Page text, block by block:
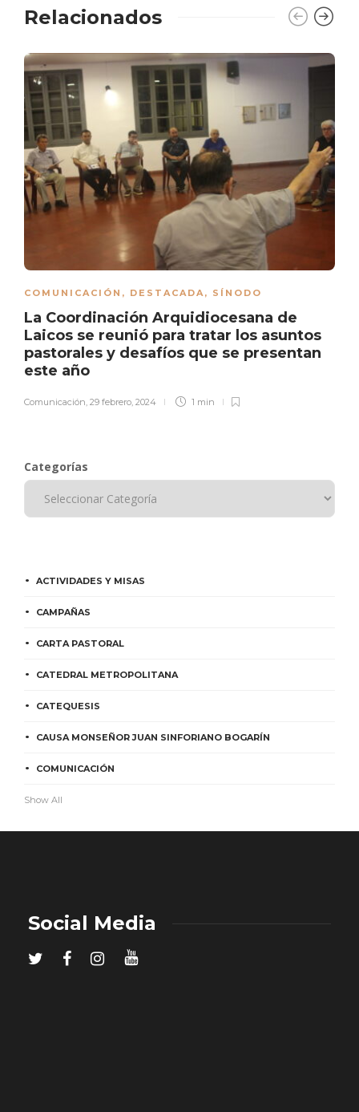
Relacionados
COMUNICACIÓN , DESTACADA, SÍNODO
La Coordinación Arquidiocesana de
Laicos se reunió para tratar los asuntos
pastorales y desafíos que se presentan
este año
Comunicación, 29 febrero, 2024 1 min
Categorías
ACTIVIDADES Y MISAS
CAMPAÑAS
CARTA PASTORAL
CATEDRAL METROPOLITANA
CATEQUESIS
CAUSA MONSEÑOR JUAN SINFORIANO BOGARÍN
COMUNICACIÓN
Show All
Social Media